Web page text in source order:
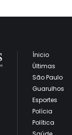
Ínicio
Últimas
São Paulo
Guarulhos
Esportes
Polícia
Política